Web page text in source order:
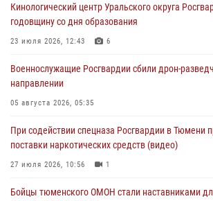
Росгвардейцы приняли участие в фотопроекте
Тюменской области» в рамках акции «Храним
Росгвардейцы в Тюменской области почтили
армии Ивана Кирилловича Яковлева
Кинологический центр Уральского округа
годовщину со дня образования
23 июля 2026, 12:43 6
Военнослужащие Росгвардии сбили дрон-
направлении
05 августа 2026, 05:35
При содействии спецназа Росгвардии в Тюмени
поставки наркотических средств (видео)
27 июля 2026, 10:56 1
Бойцы тюменского ОМОН стали наставниками